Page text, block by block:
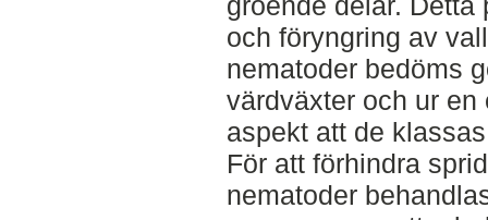
och föryngring av
nematoder bedöms
värdväxter och ur en
aspekt att de
För att förhindra
nematoder